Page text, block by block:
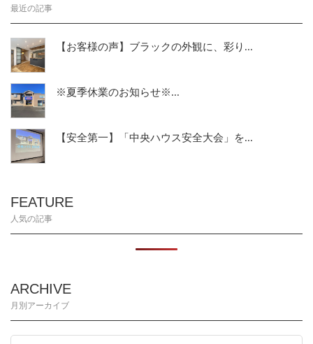
最近の記事
【お客様の声】ブラックの外観に、彩り...
※夏季休業のお知らせ※...
【安全第一】「中央ハウス安全大会」を...
FEATURE
人気の記事
ARCHIVE
月別アーカイブ